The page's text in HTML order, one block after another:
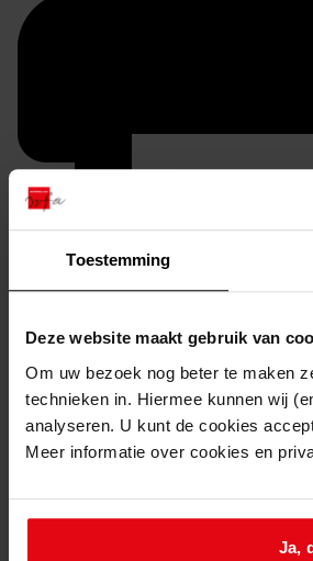
Toestemming
Deze website maakt gebruik van
Om uw bezoek nog beter te maken
technieken in. Hiermee kunnen wij
analyseren. U kunt de cookies
Meer informatie over cookies en
Ja,
Printen
Inventaris
Het oprichten van een